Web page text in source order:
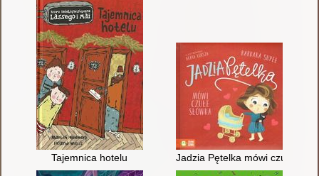
Tajemnica hotelu Jadzia Pętelka mówi czułe